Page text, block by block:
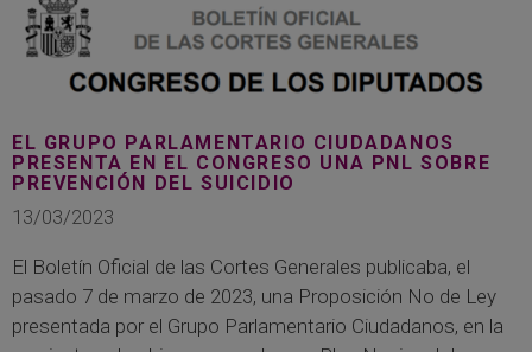
EL GRUPO PARLAMENTARIO CIUDADANOS
PRESENTA EN EL CONGRESO UNA PNL SOBRE
PREVENCIÓN DEL SUICIDIO
13/03/2023
El Boletín Oficial de las Cortes Generales publicaba, el
pasado 7 de marzo de 2023, una Proposición No de Ley
presentada por el Grupo Parlamentario Ciudadanos, en la